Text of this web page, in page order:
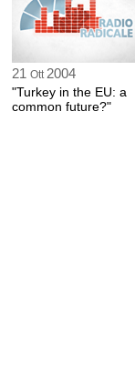
21 Ott 2004
"Turkey in the EU: a
common future?"